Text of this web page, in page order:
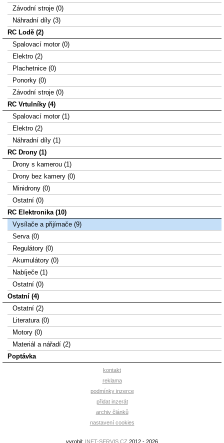
Závodní stroje (0)
Náhradní díly (3)
RC Lodě (2)
Spalovací motor (0)
Elektro (2)
Plachetnice (0)
Ponorky (0)
Závodní stroje (0)
RC Vrtulníky (4)
Spalovací motor (1)
Elektro (2)
Náhradní díly (1)
RC Drony (1)
Drony s kamerou (1)
Drony bez kamery (0)
Minidrony (0)
Ostatní (0)
RC Elektronika (10)
Vysílače a přijímače (9)
Serva (0)
Regulátory (0)
Akumulátory (0)
Nabíječe (1)
Ostatní (0)
Ostatní (4)
Ostatní (2)
Literatura (0)
Motory (0)
Materiál a nářadí (2)
Poptávka
kontakt
reklama
podmínky inzerce
přidat inzerát
archiv článků
nastavení cookies
vyrobil: INET-SERVIS.CZ 2012 - 2026